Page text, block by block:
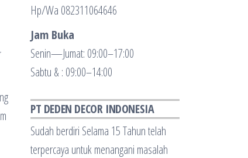
Hp/Wa 082311064646
Jam Buka
Senin—Jumat: 09:00–17:00
Sabtu & : 09:00–14:00
PT DEDEN DECOR INDONESIA
Sudah berdiri Selama 15 Tahun telah
terpercaya untuk menangani masalah